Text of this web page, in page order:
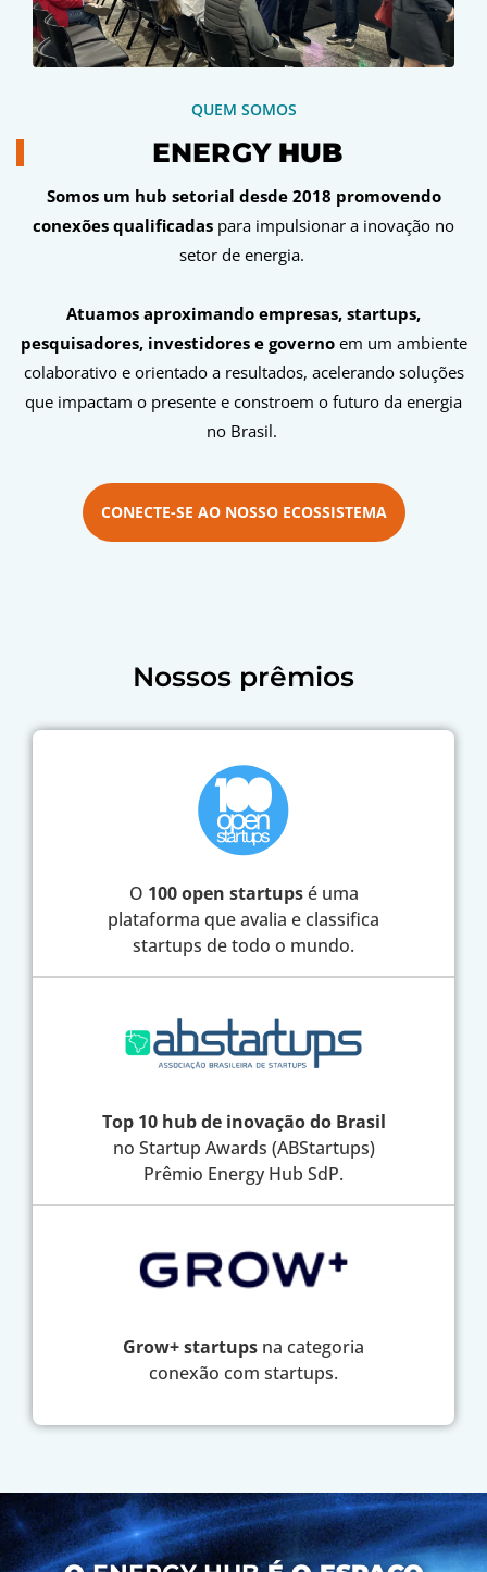
QUEM SOMOS
ENERGY HUB
Somos um hub setorial desde 2018 promovendo
conexões qualificadas para impulsionar a inovação no
setor de energia.
Atuamos aproximando empresas, startups,
pesquisadores, investidores e governoem um ambiente
colaborativo e orientado a resultados, acelerando soluções
que impactam o presente e constroem o futuro da energia
no Brasil.
CONECTE-SE AO NOSSO ECOSSISTEMA
Nossos prêmios
O 100 open startupsé uma
plataforma que avalia e classifica
startups de todo o mundo.
Top 10 hub de inovação do Brasil
no Startup Awards (ABStartups)
Prêmio Energy Hub SdP.
Grow+ startups na categoria
conexão com startups.